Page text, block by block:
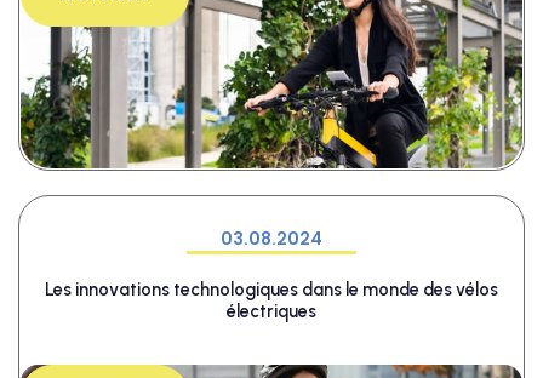
03.08.2024
Les innovations technologiques dans le monde des vélos
électriques